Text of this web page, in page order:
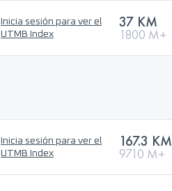
Inicia sesión para ver el
UTMB Index
37 KM
1800 M+
Inicia sesión para ver el
UTMB Index
167.3 KM
9710 M+